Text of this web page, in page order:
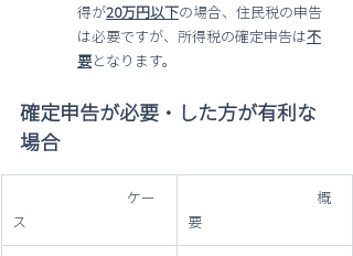
得が20万円以下の場合、住民税の申告
は必要ですが、所得税の確定申告は不
要となります。
確定申告が必要・した方が有利な
場合
ケー
ス
概
要